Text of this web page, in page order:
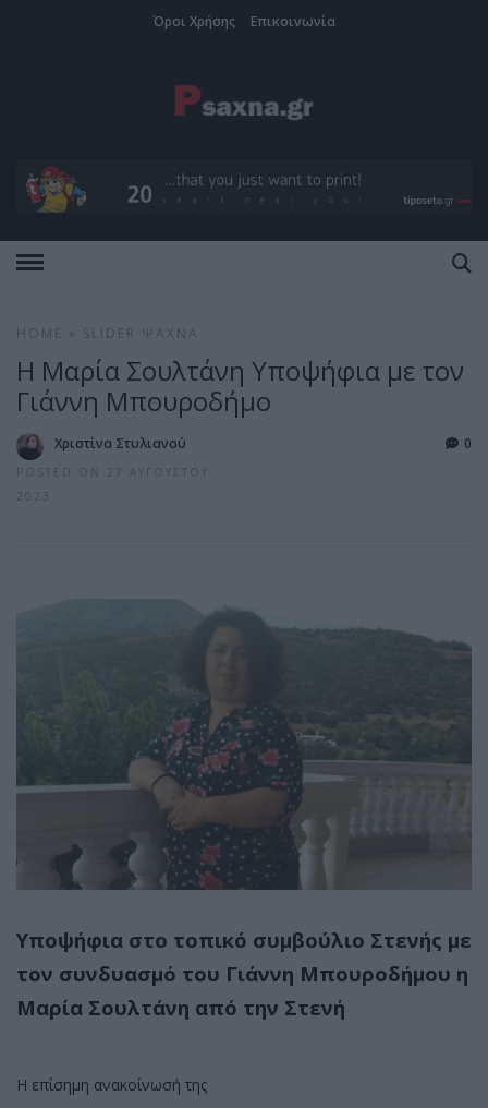
Όροι Χρήσης Επικοινωνία
HOME SLIDER ΨΑΧΝΆ
Η Μαρία Σουλτάνη Υποψήφια με τον
Γιάννη Μπουροδήμο
Χριστίνα Στυλιανού
POSTED ON 27 ΑΥΓΟΎΣΤΟΥ
2023
0
Υποψήφια στο τοπικό συμβούλιο Στενής με
τον συνδυασμό του Γιάννη Μπουροδήμου η
Μαρία Σουλτάνη από την Στενή
Η επίσημη ανακοίνωσή της